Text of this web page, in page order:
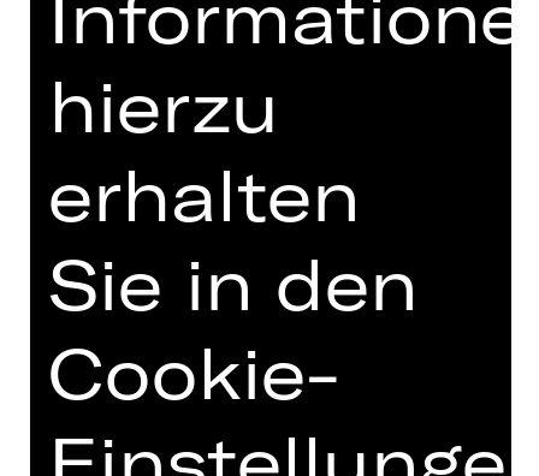
Damenclub zur Förderung der Oper
Nürnberg
hierzu
erhalten
Sie in den
Cookie-